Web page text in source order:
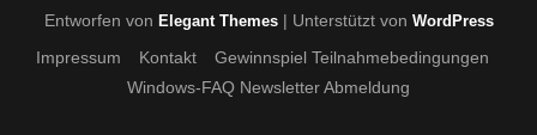
Entworfen von Elegant Themes| Unterstützt von WordPress
Impressum Kontakt
Gewinnspiel Teilnahmebedingungen
Windows-FAQ Newsletter Abmeldung